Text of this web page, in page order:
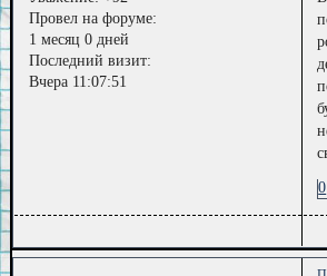
Провел на форуме:
1 месяц 0 дней
Последний визит:
Вчера 11:07:51
0